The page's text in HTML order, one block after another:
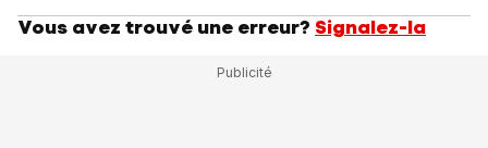
Vous avez trouvé une erreur? Signalez-la